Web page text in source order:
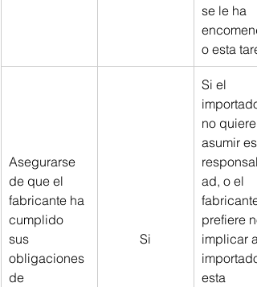
se le ha
o esta
Asegurarse
de que el
fabricante ha
cumplido
sus
obligaciones
de
Si
Si el
no quiere
asumir
ad, o el
fabricante
prefiere
implicar al
esta